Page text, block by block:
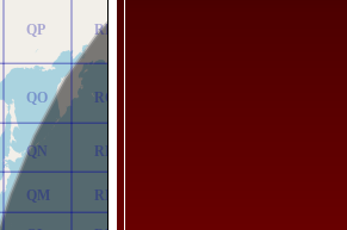
QM
QN
QO
QP
RM
RN
RO
RP